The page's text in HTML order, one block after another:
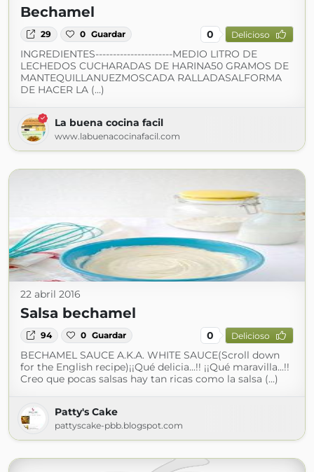
Bechamel
29 0 Guardar 0 Delicioso
INGREDIENTES----------------------MEDIO LITRO DE
LECHEDOS CUCHARADAS DE HARINA50 GRAMOS DE
MANTEQUILLANUEZMOSCADA RALLADASALFORMA
DE HACER LA (...)
La buena cocina facil
www.labuenacocinafacil.com
22 abril 2016
Salsa bechamel
94 0 Guardar 0 Delicioso
BECHAMEL SAUCE A.K.A. WHITE SAUCE(Scroll down
for the English recipe)¡¡Qué delicia...!! ¡¡Qué maravilla...!!
Creo que pocas salsas hay tan ricas como la salsa (...)
Patty's Cake
pattyscake-pbb.blogspot.com